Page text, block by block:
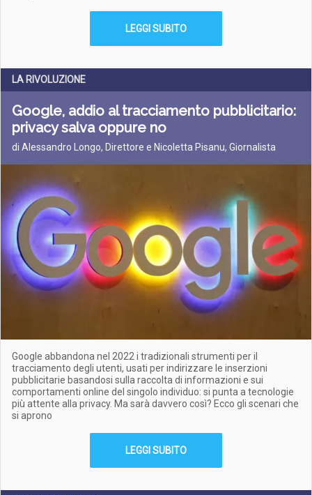
LEGGI SUBITO
LA RIVOLUZIONE
Google, addio al tracciamento pubblicitario:
privacy salva oppure no
di Alessandro Longo, Direttore e Nicoletta Pisanu, Giornalista
Google abbandona nel 2022 i tradizionali strumenti per il
tracciamento degli utenti, usati per indirizzare le inserzioni
pubblicitarie basandosi sulla raccolta di informazioni e sui
comportamenti online del singolo individuo: si punta a tecnologie
più attente alla privacy. Ma sarà davvero così? Ecco gli scenari che
si aprono
LEGGI SUBITO